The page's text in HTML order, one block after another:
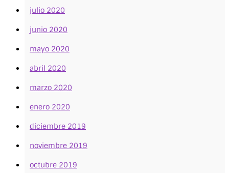
julio 2020
junio 2020
mayo 2020
abril 2020
marzo 2020
enero 2020
diciembre 2019
noviembre 2019
octubre 2019